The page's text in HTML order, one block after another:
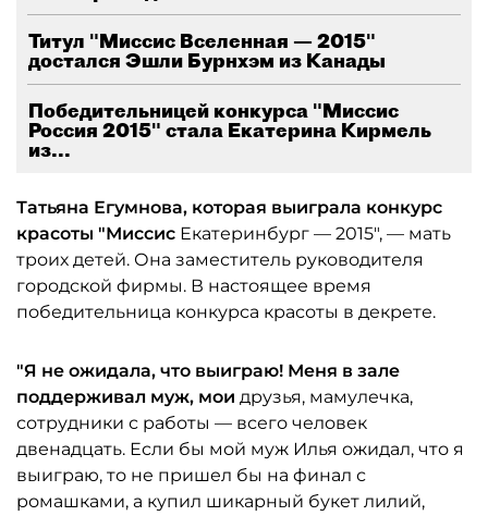
Титул "Миссис Вселенная — 2015"
достался Эшли Бурнхэм из Канады
Победительницей конкурса "Миссис
Россия 2015" стала Екатерина Кирмель
из...
Татьяна Егумнова, которая выиграла конкурс
красоты "Миссис Екатеринбург — 2015", — мать
троих детей. Она заместитель руководителя
городской фирмы. В настоящее время
победительница конкурса красоты в декрете.
"Я не ожидала, что выиграю! Меня в зале
поддерживал муж, мои друзья, мамулечка,
сотрудники с работы — всего человек
двенадцать. Если бы мой муж Илья ожидал, что я
выиграю, то не пришел бы на финал с
ромашками, а купил шикарный букет лилий,